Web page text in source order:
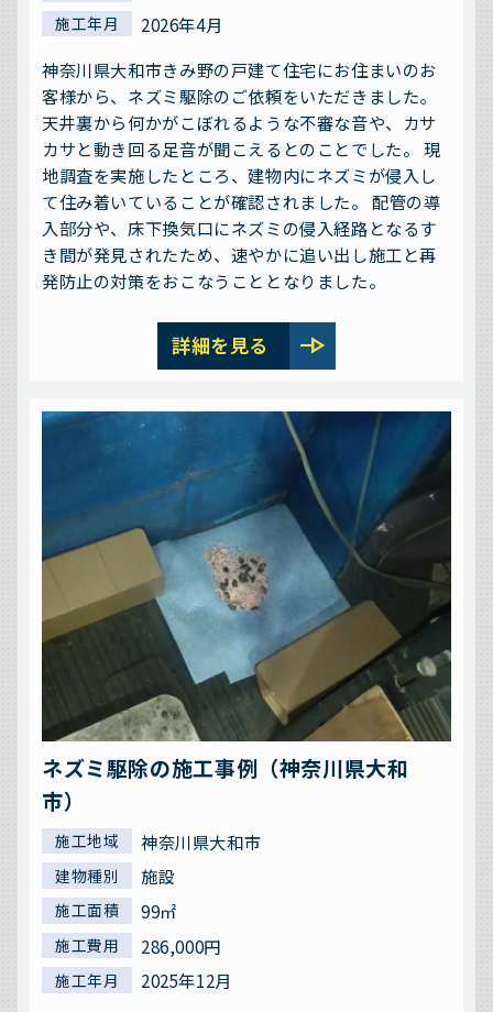
施工年月
2026年4月
神奈川県大和市きみ野の戸建て住宅にお住まいのお
客様から、ネズミ駆除のご依頼をいただきました。
天井裏から何かがこぼれるような不審な音や、カサ
カサと動き回る足音が聞こえるとのことでした。 現
地調査を実施したところ、建物内にネズミが侵入し
て住み着いていることが確認されました。 配管の導
入部分や、床下換気口にネズミの侵入経路となるす
き間が発見されたため、速やかに追い出し施工と再
発防止の対策をおこなうこととなりました。
詳細を見る line_end_arrow
ネズミ駆除の施工事例（神奈川県大和
市）
施工地域 神奈川県大和市
建物種別 施設
施工面積 99㎡
施工費用 286,000円
施工年月
2025年12月